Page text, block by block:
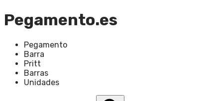
Pegamento.es
Pegamento
Barra
Pritt
Barras
Unidades